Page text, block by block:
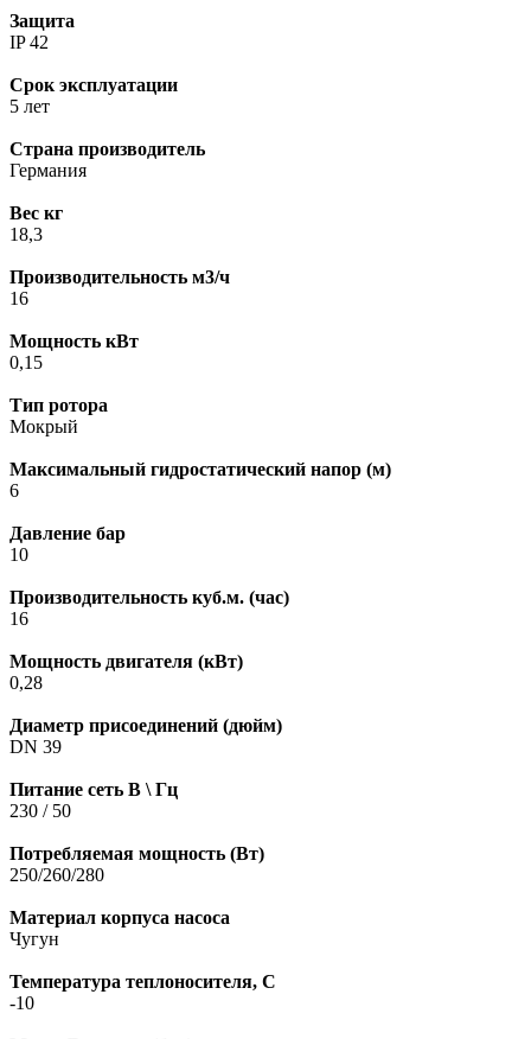
Защита
IP 42
Срок эксплуатации
5 лет
Страна производитель
Германия
Вес кг
18,3
Производительность м3/ч
16
Мощность кВт
0,15
Тип ротора
Мокрый
Максимальный гидростатический напор (м)
6
Давление бар
10
Производительность куб.м. (час)
16
Мощность двигателя (кВт)
0,28
Диаметр присоединений (дюйм)
DN 39
Питание сеть В \ Гц
230 / 50
Потребляемая мощность (Вт)
250/260/280
Материал корпуса насоса
Чугун
Температура теплоносителя, С
-10